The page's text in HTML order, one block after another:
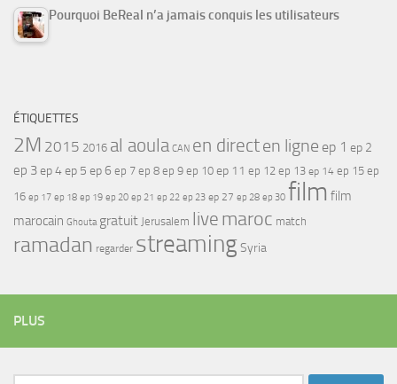
Pourquoi BeReal n’a jamais conquis les utilisateurs
ÉTIQUETTES
2M 2015 2016 al aoula CAN en directen ligne ep 1 ep 2
ep 3ep 4ep 5 ep 6 ep 7 ep 8 ep 9 ep 10 ep 11 ep 12 ep 13 ep 14 ep 15 ep
16 ep 17 ep 18 ep 19 ep 20 ep 21 ep 22 ep 23 ep 27 ep 28 ep 30 film film
marocain Ghouta gratuit Jerusalem live maroc match
ramadan regarder streamingSyria
PLUS